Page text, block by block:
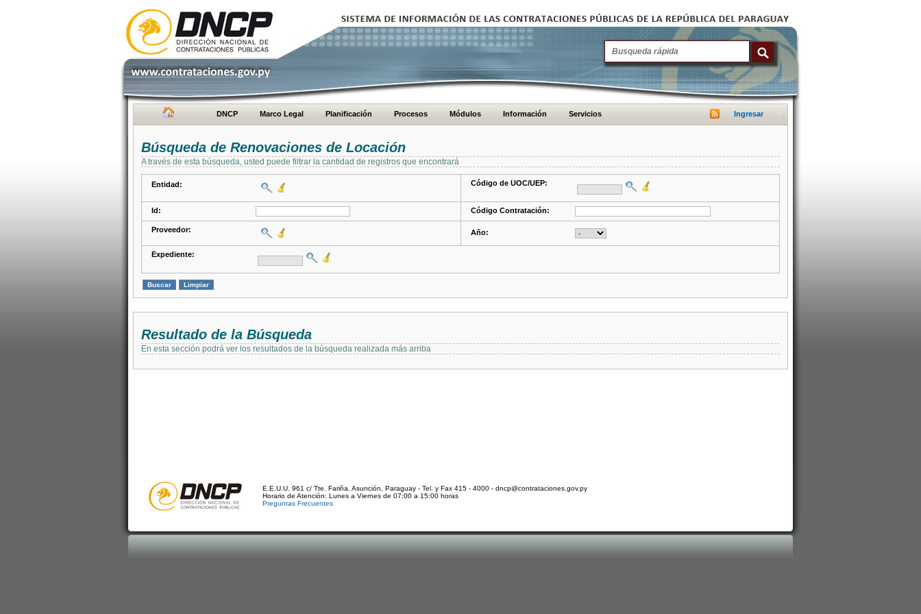
DNCP Marco Legal Planificación Procesos Módulos Información Servicios Ingresar
Búsqueda de Renovaciones de Locación
A través de esta búsqueda, usted puede filtrar la cantidad de registros que encontrará
Entidad: Código de UOC/UEP:
Id: Código Contratación:
Proveedor: Año:
Expediente:
Resultado de la Búsqueda
En esta sección podrá ver los resultados de la búsqueda realizada más arriba
E.E.U.U. 961 c/ Tte. Fariña. Asunción, Paraguay - Tel. y Fax 415 - 4000 - dncp@contrataciones.gov.py
Horario de Atención: Lunes a Viernes de 07:00 a 15:00 horas
Preguntas Frecuentes